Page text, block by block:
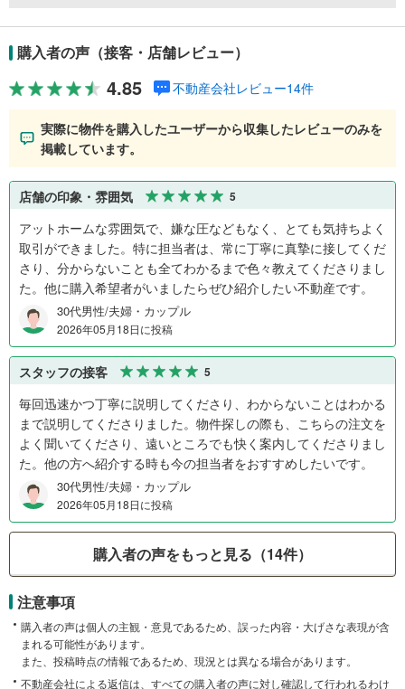
購入者の声（接客・店舗レビュー）
4.85 不動産会社レビュー14件
実際に物件を購入したユーザーから収集したレビューのみを
掲載しています。
店舗の印象・雰囲気 5
アットホームな雰囲気で、嫌な圧などもなく、とても気持ちよく
取引ができました。特に担当者は、常に丁寧に真摯に接してくだ
さり、分からないことも全てわかるまで色々教えてくださりまし
た。他に購入希望者がいましたらぜひ紹介したい不動産です。
30代男性/夫婦・カップル
2026年05月18日に投稿
スタッフの接客 5
毎回迅速かつ丁寧に説明してくださり、わからないことはわかる
まで説明してくださりました。物件探しの際も、こちらの注文を
よく聞いてくださり、遠いところでも快く案内してくださりまし
た。他の方へ紹介する時も今の担当者をおすすめしたいです。
30代男性/夫婦・カップル
2026年05月18日に投稿
購入者の声をもっと見る（14件）
注意事項
購入者の声は個人の主観・意見であるため、誤った内容・大げさな表現が含
まれる可能性があります。
また、投稿時点の情報であるため、現況とは異なる場合があります。
不動産会社による返信は、すべての購入者の声に対し確認して行われるわけ